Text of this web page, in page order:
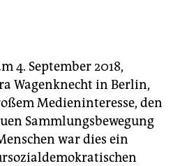
4. September 2018,
Wagenknecht in Berlin,
Medieninteresse, den
Sammlungsbewegung
war dies ein